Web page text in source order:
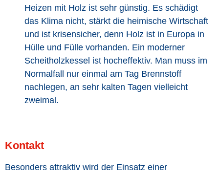
Heizen mit Holz ist sehr günstig. Es schädigt
das Klima nicht, stärkt die heimische Wirtschaft
und ist krisensicher, denn Holz ist in Europa in
Hülle und Fülle vorhanden. Ein moderner
Scheitholzkessel ist hocheffektiv. Man muss im
Normalfall nur einmal am Tag Brennstoff
nachlegen, an sehr kalten Tagen vielleicht
zweimal.
Kontakt
Besonders attraktiv wird der Einsatz einer